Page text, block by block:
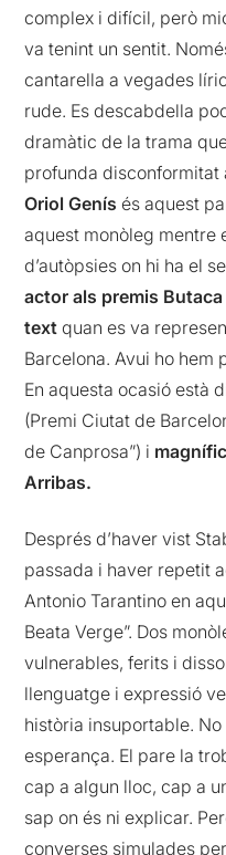
complex i difícil, però
va tenint un sentit.
cantarella a vegades
rude. Es descabdella
dramàtic de la trama
profunda disconformitat
Oriol Genís és aquest
aquest monòleg mentre
d’autòpsies on hi ha el
actor als premis
textquan es va
Barcelona. Avui ho
En aquesta ocasió està
(Premi Ciutat de
de Canprosa”) i
Arribas.
Després d’haver vist
passada i haver repetit
Antonio Tarantino en
Beata Verge”. Dos
vulnerables, ferits i
llenguatge i expressió
història insuportable.
esperança. El pare la
cap a algun lloc, cap a
sap on és ni explicar.
converses simulades